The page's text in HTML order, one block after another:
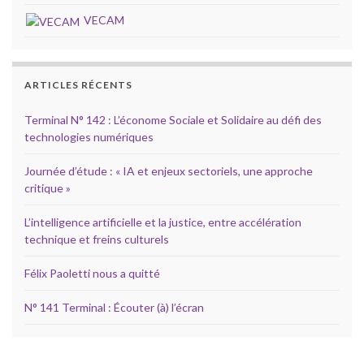
VECAM
ARTICLES RÉCENTS
Terminal N° 142 : L’économe Sociale et Solidaire au défi des
technologies numériques
Journée d’étude : « IA et enjeux sectoriels, une approche
critique »
L’intelligence artificielle et la justice, entre accélération
technique et freins culturels
Félix Paoletti nous a quitté
N° 141 Terminal : Écouter (à) l’écran